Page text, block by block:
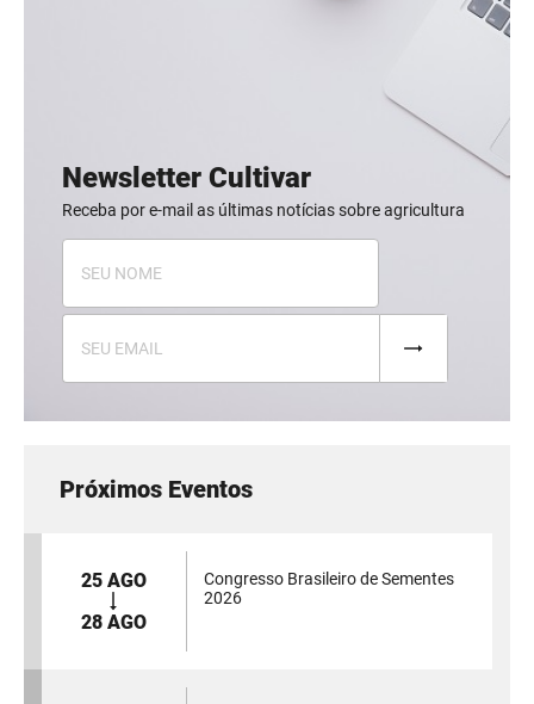
Newsletter Cultivar
Receba por e-mail as últimas notícias sobre agricultura
Próximos Eventos
25 AGO
28 AGO
Congresso Brasileiro de Sementes
2026